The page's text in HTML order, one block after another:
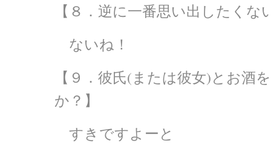
【８．逆に一番思い出したくな
ないね！
【９．彼氏(または彼女)とお酒
か？】
すきですよーと